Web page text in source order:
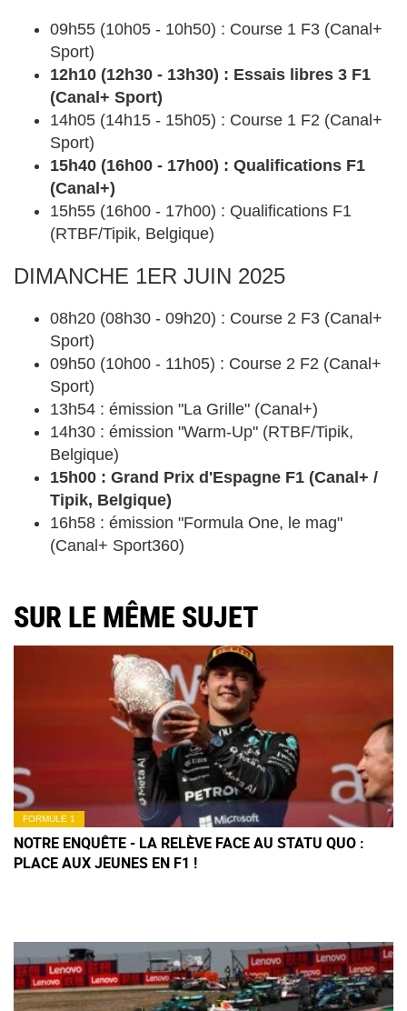
09h55 (10h05 - 10h50) : Course 1 F3 (Canal+
Sport)
12h10 (12h30 - 13h30) : Essais libres 3 F1
(Canal+ Sport)
14h05 (14h15 - 15h05) : Course 1 F2 (Canal+
Sport)
15h40 (16h00 - 17h00) : Qualifications F1
(Canal+)
15h55 (16h00 - 17h00) : Qualifications F1
(RTBF/Tipik, Belgique)
DIMANCHE 1ER JUIN 2025
08h20 (08h30 - 09h20) : Course 2 F3 (Canal+
Sport)
09h50 (10h00 - 11h05) : Course 2 F2 (Canal+
Sport)
13h54 : émission "La Grille" (Canal+)
14h30 : émission "Warm-Up" (RTBF/Tipik,
Belgique)
15h00 : Grand Prix d'Espagne F1 (Canal+ /
Tipik, Belgique)
16h58 : émission "Formula One, le mag"
(Canal+ Sport360)
SUR LE MÊME SUJET
FORMULE 1
NOTRE ENQUÊTE - LA RELÈVE FACE AU STATU QUO :
PLACE AUX JEUNES EN F1 !